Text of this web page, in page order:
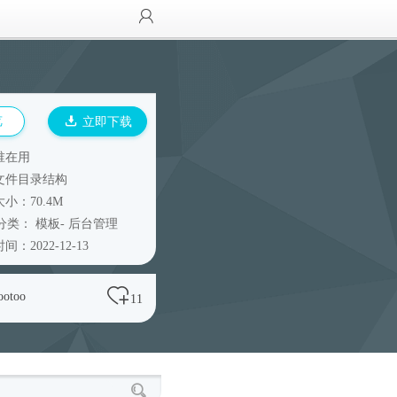
立即下载
在用
件目录结构
小：70.4M
类： 模板- 后台管理
间：2022-12-13
11